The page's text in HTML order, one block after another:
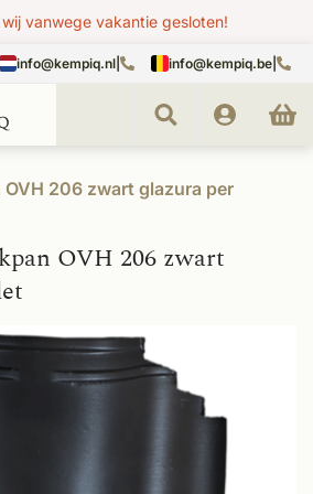
vanwege vakantie gesloten!
info@kempiq.nl info@kempiq.be
OVH 206 zwart glazura per
OVH 206 zwart